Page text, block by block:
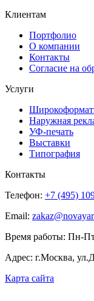
Клиентам
Портфолио
О компании
Контакты
Согласие на
Услуги
Наружная
УФ-печать
Выставки
Типография
Контакты
Телефон: +7 (495)
Email:
Время работы: Пн-
Адрес: г.Москва,
Карта сайта